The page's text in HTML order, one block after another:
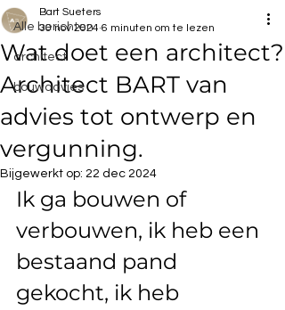
Alle berichten
architect
bouwadvies
Wat doet een architect?
Architect BART van
advies tot ontwerp en
vergunning.
Bart Sueters
30 nov 2024 6 minuten om te lezen
Bijgewerkt op: 22 dec 2024
Ik ga bouwen of
verbouwen, ik heb een
bestaand pand
gekocht, ik heb